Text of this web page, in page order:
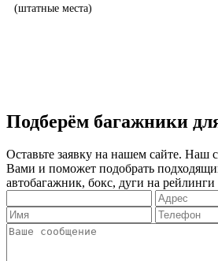
(штатные места)
Подберём багажники
Оставьте заявку на нашем сайте. Наш
Вами и поможет подобрать
автобагажник, бокс, дуги на